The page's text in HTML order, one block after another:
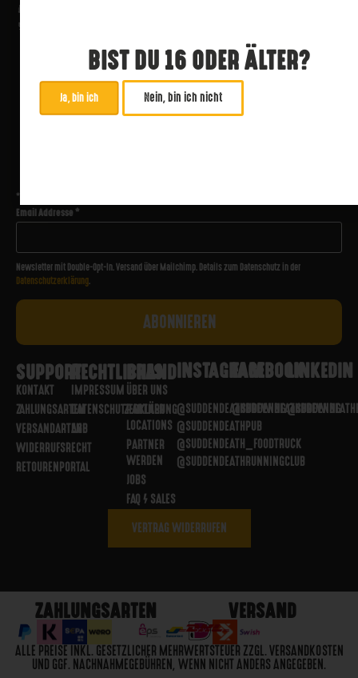
*
Email Addresse*
Newsletter mit Double-Opt-In. Versand über Mailchimp. Details zum Datenschutz in der
Datenschutzerklärung.
SUPPORT
KONTAKT
ZAHLUNGSARTEN
VERSANDARTEN
WIDERRUFSRECHT
RETOURENPORTAL
RECHTLICHES
IMPRESSUM
DATENSCHUTZERKLÄRUNG
AGB
BRAND
ÜBER UNS
PARTNER
LOCATIONS
PARTNER
WERDEN
JOBS
FAQ / SALES
INSTAGRAM
@SUDDENDEATHBREWING
@SUDDENDEATHPUB
@SUDDENDEATH_FOODTRUCK
@SUDDENDEATHRUNNINGCLUB
FACEBOOK
@SUDDENDEATHBREWING
LINKEDIN
VERTRAG WIDERRUFEN
ZAHLUNGSARTEN VERSAND
ALLE PREISE INKL. GESETZLICHER MEHRWERTSTEUER ZZGL. VERSANDKOSTEN
UND GGF. NACHNAHMEGEBÜHREN, WENN NICHT ANDERS ANGEGEBEN.
BIST DU 16 ODER ÄLTER?
Ja, bin ich Nein, bin ich nicht